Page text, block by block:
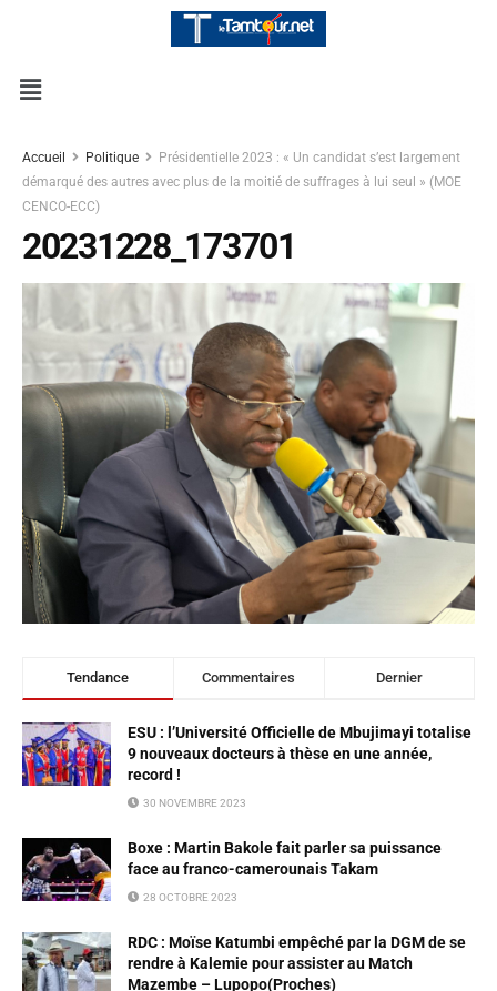
Accueil Politique
Présidentielle 2023 : « Un candidat s’est largement
démarqué des autres avec plus de la moitié de suffrages à lui seul » (MOE
CENCO-ECC)
20231228_173701
Tendance Commentaires Dernier
ESU : l’Université Officielle de Mbujimayi totalise
9 nouveaux docteurs à thèse en une année,
record !
30 NOVEMBRE 2023
Boxe : Martin Bakole fait parler sa puissance
face au franco-camerounais Takam
28 OCTOBRE 2023
RDC : Moïse Katumbi empêché par la DGM de se
rendre à Kalemie pour assister au Match
Mazembe – Lupopo(Proches)